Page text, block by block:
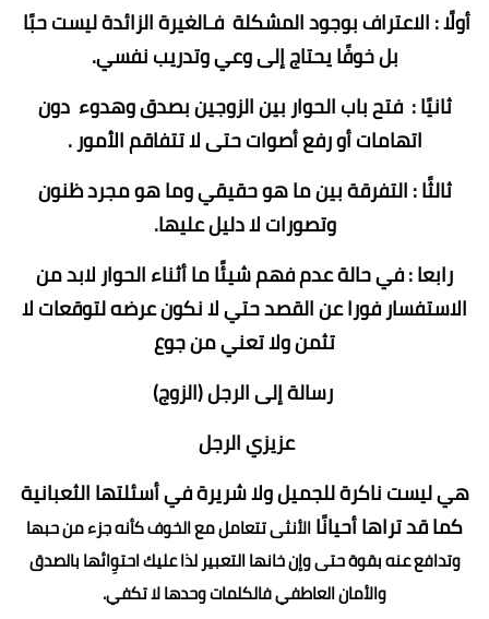
أولًا : الاعتراف بوجود المشكلة فـالغيرة الزائدة ليست حبًا
بل خوفًا يحتاج إلى وعي وتدريب نفسي.
ثانيًا : فتح باب الحوار بين الزوجين بصدق وهدوء دون
اتهامات أو رفع أصوات حتى لا تتفاقم الأمور .
ثالثًا : التفرقة بين ما هو حقيقي وما هو مجرد ظنون
وتصورات لا دليل عليها.
رابعا : في حالة عدم فهم شيئًا ما أثناء الحوار لابد من
الاستفسار فورا عن القصد حتي لا نكون عرضه لتوقعات لا
تثمن ولا تعني من جوع
رسالة إلى الرجل (الزوج)
عزيزي الرجل
هي ليست ناكرة للجميل ولا شريرة في أسئلتها الثعبانية
كما قد تراها أحيانًاالأنثى تتعامل مع الخوف كأنه جزء من حبها
وتدافع عنه بقوة حتى وإن خانها التعبير لذا عليك احتوِائها بالصدق
والأمان العاطفي فالكلمات وحدها لا تكفي.